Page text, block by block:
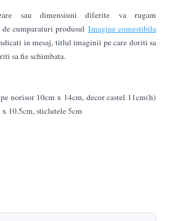
sau dimensiuni diferite va rugam
cumparaturi produsul Imagine comestibila
in mesaj, titlul imaginii pe care doriti sa
sa fie schimbata.
norisor 10cm x 14cm, decor castel 11cm(h)
10.5cm, sticlutele 5cm